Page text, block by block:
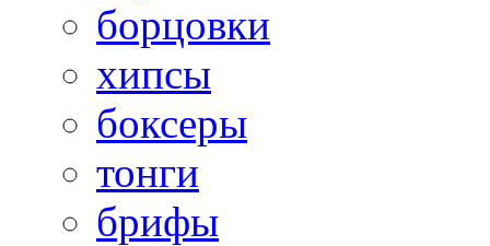
борцовки
хипсы
боксеры
тонги
брифы